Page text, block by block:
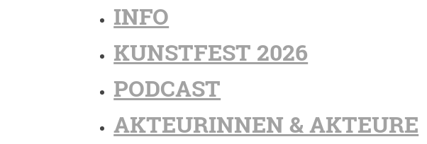
INFO
KUNSTFEST 2026
PODCAST
AKTEURINNEN & AKTEURE